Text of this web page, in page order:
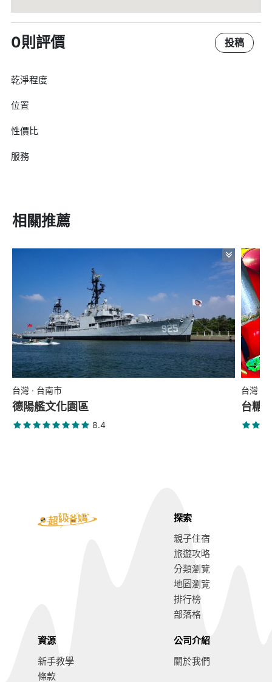
0則評價 投稿
乾淨程度
位置
性價比
服務
相關推薦
台灣 · 台南市
德陽艦文化園區
8.4
台灣 ·
台糖
探索
親子住宿
旅遊攻略
分類瀏覽
地圖瀏覽
排行榜
部落格
資源
新手教學
條款
公司介紹
關於我們